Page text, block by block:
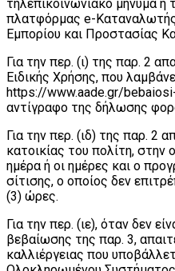
τηλεπικοινωνιακό μήνυμα ή
πλατφόρμας e-Καταναλωτής
Εμπορίου και Προστασίας
Για την περ. (ι) της παρ. 2
Ειδικής Χρήσης, που
https://www.aade.gr/
αντίγραφο της δήλωσης
Για την περ. (ιδ) της παρ. 2
κατοικίας του πολίτη, στην
ημέρα ή οι ημέρες και ο
σίτισης, ο οποίος δεν
(3) ώρες.
Για την περ. (ιε), όταν δεν
βεβαίωσης της παρ. 3,
καλλιέργειας που